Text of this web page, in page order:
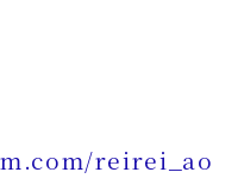
reirei_ao